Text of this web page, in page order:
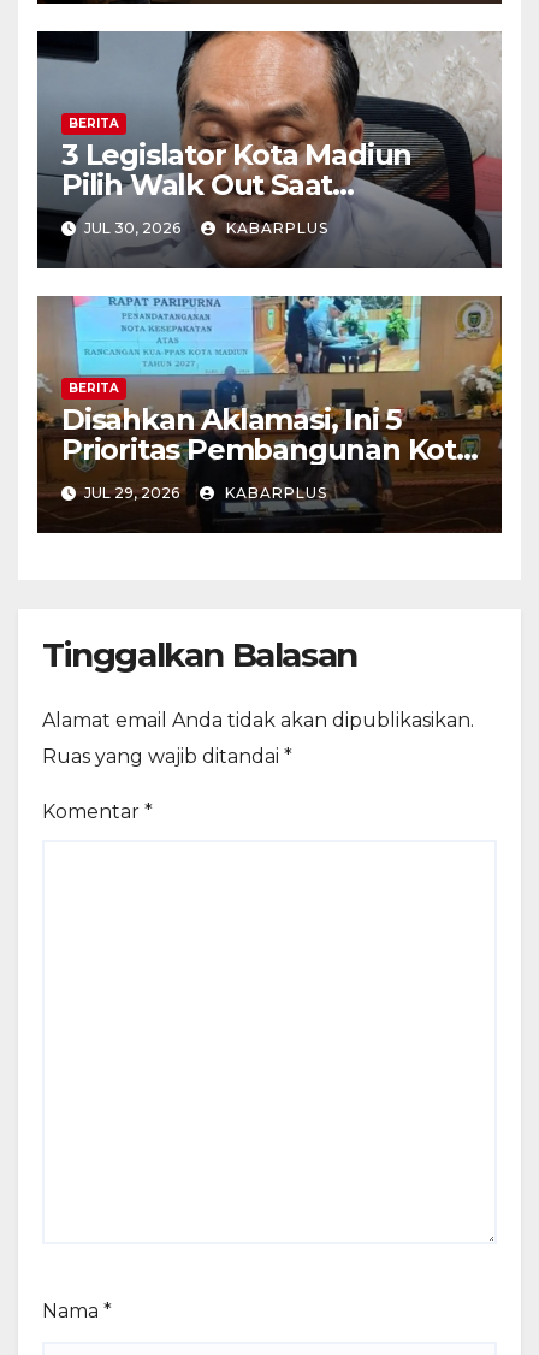
BERITA
3 Legislator Kota Madiun
Pilih Walk Out Saat
Paripurna
JUL 30, 2026 KABARPLUS
BERITA
Disahkan Aklamasi, Ini 5
Prioritas Pembangunan Kota
Madiun dalam KUA-PPAS
APBD 2027
JUL 29, 2026 KABARPLUS
Tinggalkan Balasan
Alamat email Anda tidak akan dipublikasikan.
Ruas yang wajib ditandai *
Komentar *
Nama *